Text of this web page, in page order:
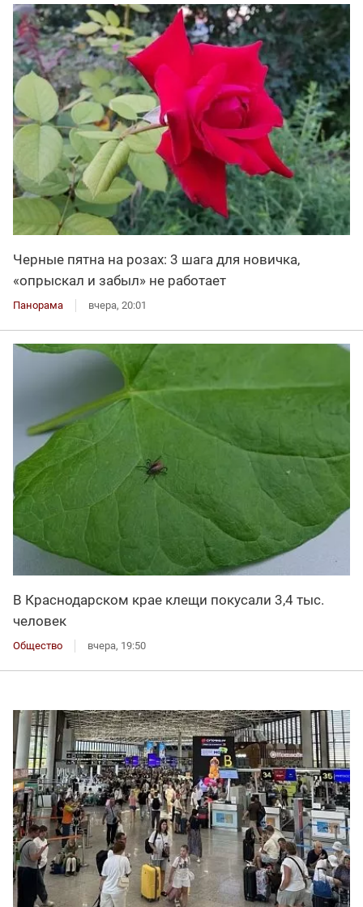
Черные пятна на розах: 3 шага для новичка,
«опрыскал и забыл» не работает
Панорама вчера, 20:01
В Краснодарском крае клещи покусали 3,4 тыс.
человек
Общество вчера, 19:50